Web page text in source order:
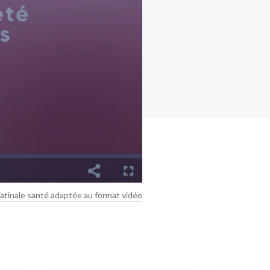
santé adaptée au format vidéo